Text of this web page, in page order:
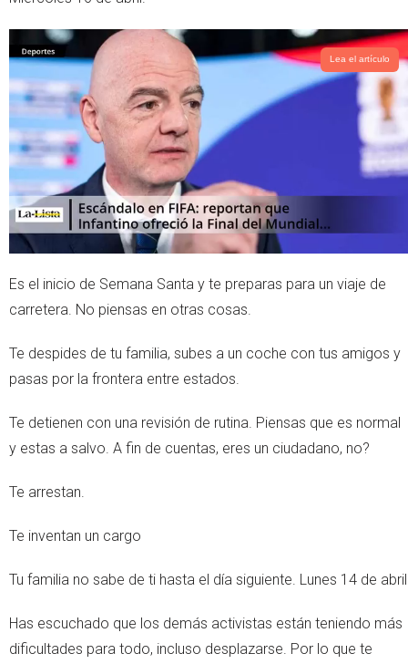
t
e
r
s
a
p
p
Lea el artículo
Es el inicio de Semana Santa y te preparas para un viaje de
carretera. No piensas en otras cosas.
Te despides de tu familia, subes a un coche con tus amigos y
pasas por la frontera entre estados.
Te detienen con una revisión de rutina. Piensas que es normal
y estas a salvo. A fin de cuentas, eres un ciudadano, no?
Te arrestan.
Te inventan un cargo
Tu familia no sabe de ti hasta el día siguiente. Lunes 14 de abril
Has escuchado que los demás activistas están teniendo más
dificultades para todo, incluso desplazarse. Por lo que te